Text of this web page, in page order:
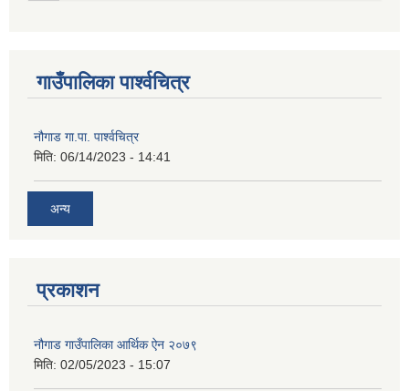
गाउँपालिका पार्श्वचित्र
नौगाड गा.पा. पार्श्वचित्र
मिति: 06/14/2023 - 14:41
अन्य
प्रकाशन
नौगाड गाउँपालिका आर्थिक ऐन २०७९
मिति: 02/05/2023 - 15:07